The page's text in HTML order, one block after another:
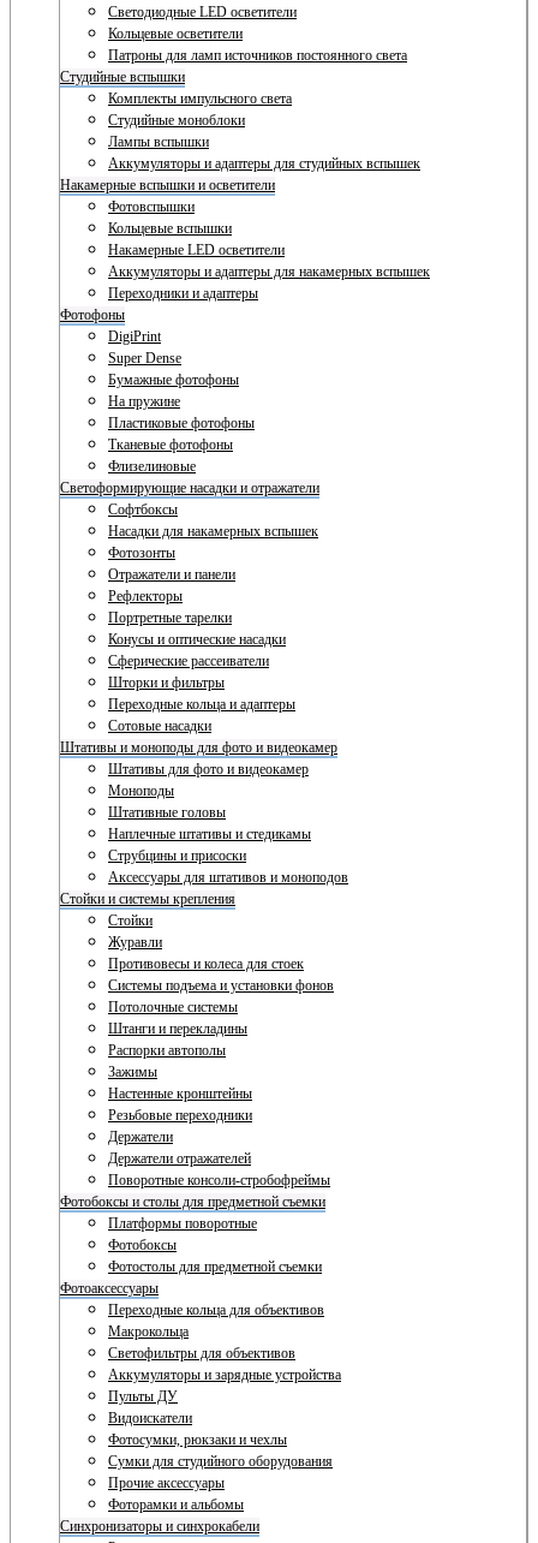
Светодиодные LED осветители
Кольцевые осветители
Патроны для ламп источников постоянного света
Студийные вспышки
Комплекты импульсного света
Студийные моноблоки
Лампы вспышки
Аккумуляторы и адаптеры для студийных вспышек
Накамерные вспышки и осветители
Фотовспышки
Кольцевые вспышки
Накамерные LED осветители
Аккумуляторы и адаптеры для накамерных вспышек
Переходники и адаптеры
Фотофоны
DigiPrint
Super Dense
Бумажные фотофоны
На пружине
Пластиковые фотофоны
Тканевые фотофоны
Флизелиновые
Светоформирующие насадки и отражатели
Софтбоксы
Насадки для накамерных вспышек
Фотозонты
Отражатели и панели
Рефлекторы
Портретные тарелки
Конусы и оптические насадки
Сферические рассеиватели
Шторки и фильтры
Переходные кольца и адаптеры
Сотовые насадки
Штативы и моноподы для фото и видеокамер
Штативы для фото и видеокамер
Моноподы
Штативные головы
Наплечные штативы и стедикамы
Струбцины и присоски
Аксессуары для штативов и моноподов
Стойки и системы крепления
Стойки
Журавли
Противовесы и колеса для стоек
Системы подъема и установки фонов
Потолочные системы
Штанги и перекладины
Распорки автополы
Зажимы
Настенные кронштейны
Резьбовые переходники
Держатели
Держатели отражателей
Поворотные консоли-стробофреймы
Фотобоксы и столы для предметной съемки
Платформы поворотные
Фотобоксы
Фотостолы для предметной съемки
Фотоаксессуары
Переходные кольца для объективов
Макрокольца
Светофильтры для объективов
Аккумуляторы и зарядные устройства
Пульты ДУ
Видоискатели
Фотосумки, рюкзаки и чехлы
Сумки для студийного оборудования
Прочие аксессуары
Фоторамки и альбомы
Синхронизаторы и синхрокабели